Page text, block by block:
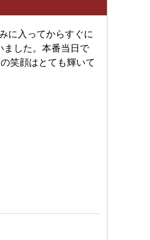
に入ってからすぐに
ました。本番当日で
笑顔はとても輝いて